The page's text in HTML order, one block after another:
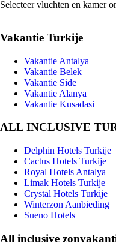
Selecteer vluchten en kamer
Vakantie Turkije
Vakantie Antalya
Vakantie Belek
Vakantie Side
Vakantie Alanya
Vakantie Kusadasi
ALL INCLUSIVE
Delphin Hotels Turkije
Cactus Hotels Turkije
Royal Hotels Antalya
Limak Hotels Turkije
Crystal Hotels Turkije
Winterzon Aanbieding
Sueno Hotels
All inclusive